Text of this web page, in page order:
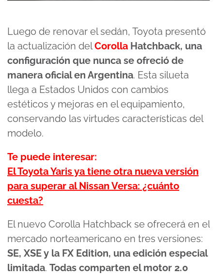
Luego de renovar el sedán, Toyota presentó
la actualización delCorolla Hatchback, una
configuración que nunca se ofreció de
manera oficial en Argentina. Esta silueta
llega a Estados Unidos con cambios
estéticos y mejoras en el equipamiento,
conservando las virtudes características del
modelo.
Te puede interesar:
El Toyota Yaris ya tiene otra nueva versión
para superar al Nissan Versa: ¿cuánto
cuesta?
El nuevo Corolla Hatchback se ofrecerá en el
mercado norteamericano en tres versiones:
SE, XSE y la FX Edition, una edición especial
limitada. Todas comparten el motor 2.0